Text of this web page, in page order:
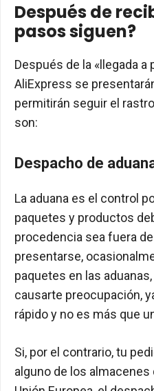
Después de
pasos siguen?
Después de la «llegada a
AliExpress se
permitirán seguir el
son:
Despacho de
La aduana es el control
paquetes y productos
procedencia sea fuera
presentarse,
paquetes en las
causarte preocupación,
rápido y no es más que
Si, por el contrario, tu
alguno de los